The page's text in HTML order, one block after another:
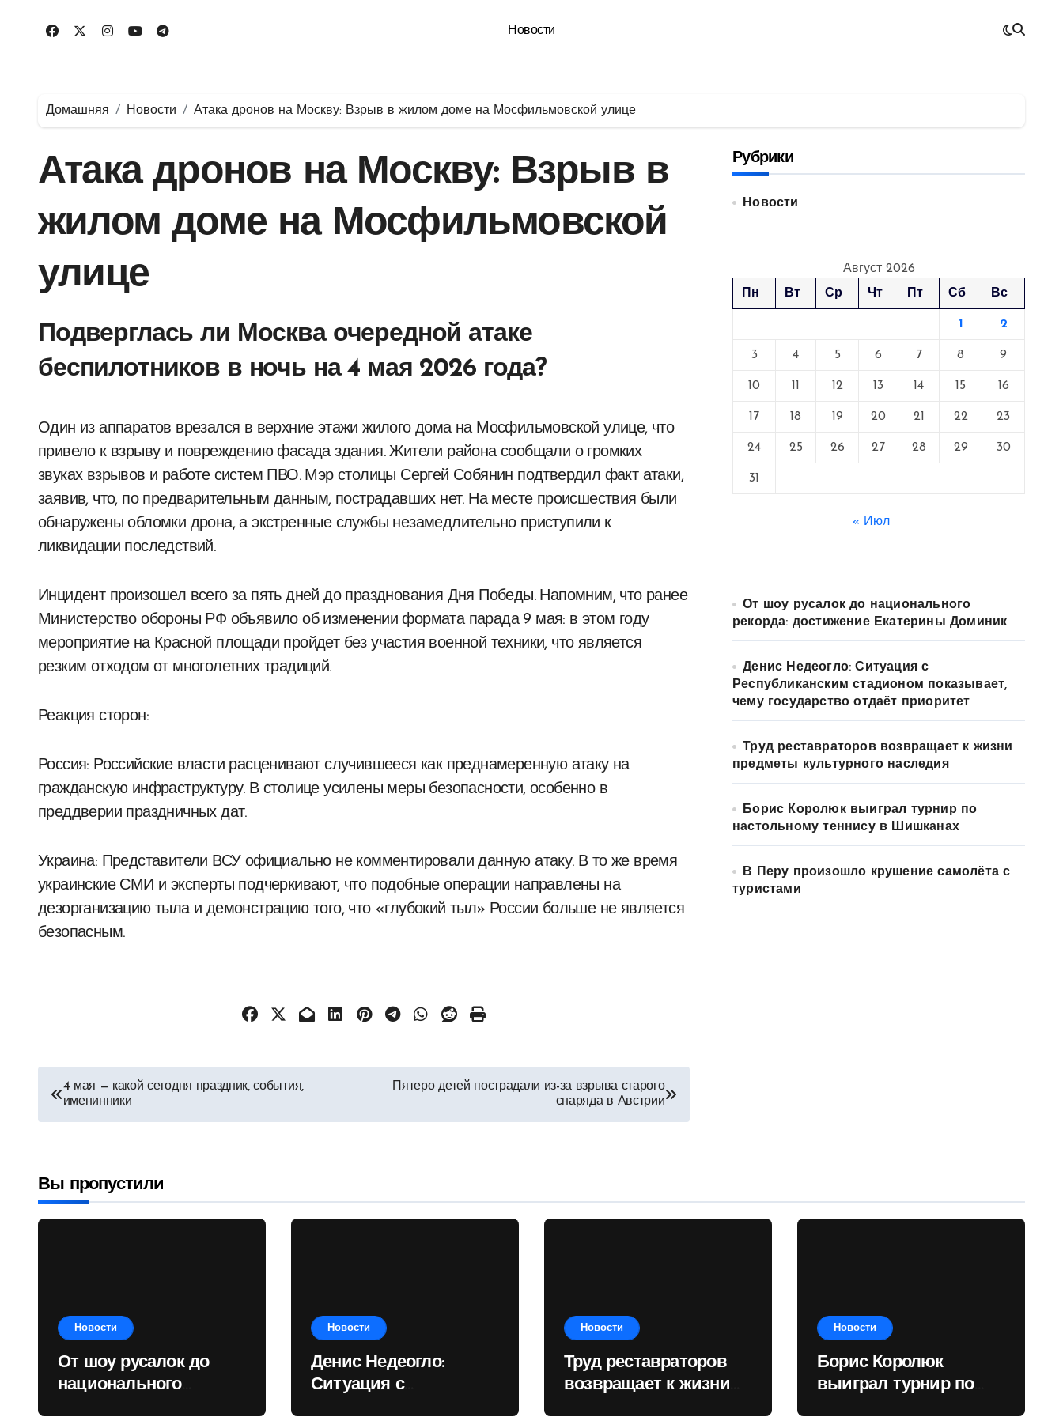
Новости
Домашняя Новости Атака дронов на Москву: Взрыв в жилом доме на Мосфильмовской улице
Атака дронов на Москву: Взрыв в
жилом доме на Мосфильмовской
улице
Подверглась ли Москва очередной атаке
беспилотников в ночь на 4 мая 2026 года?
Один из аппаратов врезался в верхние этажи жилого дома на Мосфильмовской улице, что
привело к взрыву и повреждению фасада здания. Жители района сообщали о громких
звуках взрывов и работе систем ПВО. Мэр столицы Сергей Собянин подтвердил факт атаки,
заявив, что, по предварительным данным, пострадавших нет. На месте происшествия были
обнаружены обломки дрона, а экстренные службы незамедлительно приступили к
ликвидации последствий.
Инцидент произошел всего за пять дней до празднования Дня Победы. Напомним, что ранее
Министерство обороны РФ объявило об изменении формата парада 9 мая: в этом году
мероприятие на Красной площади пройдет без участия военной техники, что является
резким отходом от многолетних традиций.
Реакция сторон:
Россия: Российские власти расценивают случившееся как преднамеренную атаку на
гражданскую инфраструктуру. В столице усилены меры безопасности, особенно в
преддверии праздничных дат.
Украина: Представители ВСУ официально не комментировали данную атаку. В то же время
украинские СМИ и эксперты подчеркивают, что подобные операции направлены на
дезорганизацию тыла и демонстрацию того, что «глубокий тыл» России больше не является
безопасным.
Навигация
по
4 мая — какой сегодня праздник, события,
именинники
Пятеро детей пострадали из-за взрыва старого
снаряда в Австрии
Рубрики
Новости
Август 2026
Пн
Вт Ср Чт Пт Сб Вс
1 2
3 4 5 6 7 8 9
10 11 12 13 14 15 16
17 18 19 20 21 22 23
24 25 26 27 28 29 30
31
« Июл
От шоу русалок до национального
рекорда: достижение Екатерины Доминик
Денис Недеогло: Ситуация с
Республиканским стадионом показывает,
чему государство отдаёт приоритет
Труд реставраторов возвращает к жизни
предметы культурного наследия
Борис Королюк выиграл турнир по
настольному теннису в Шишканах
В Перу произошло крушение самолёта с
туристами
Вы пропустили
Новости
От шоу русалок до
национального
Новости
Денис Недеогло:
Ситуация с
Новости
Труд реставраторов
возвращает к жизни
Новости
Борис Королюк
выиграл турнир по